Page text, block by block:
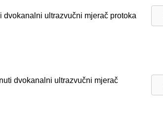
ultrazvučni mjerač protoka
dvokanalni ultrazvučni mjerač